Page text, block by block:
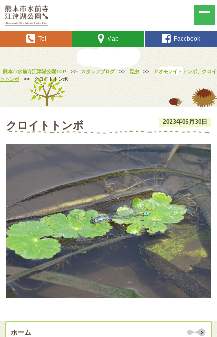
Tel Map Facebook
熊本市水前寺江津湖公園TOP >> スタッフブログ >> 昆虫 >>
アオモンイトトンボ、クロイ
トトンボ
>> クロイトトンボ
2023年06月30日
クロイトトンボ
ホーム